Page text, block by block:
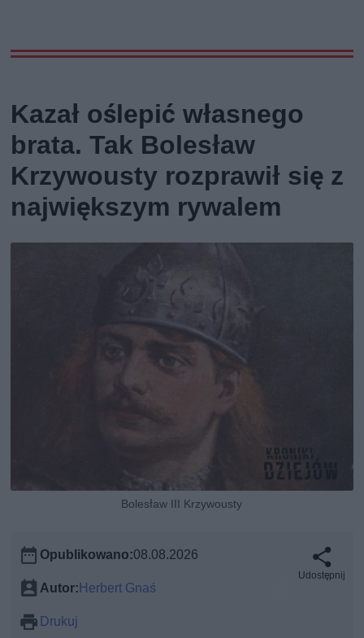
Kazał oślepić własnego
brata. Tak Bolesław
Krzywousty rozprawił się z
największym rywalem
Bolesław III Krzywousty
Opublikowano:08.08.2026
Autor:Herbert Gnaś
Drukuj
Udostępnij